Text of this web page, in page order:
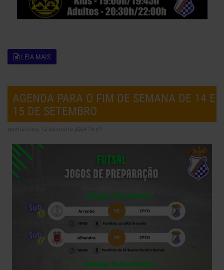
LEIA MAIS
AGENDA PARA O FIM DE SEMANA DE 14 E
15 DE SETEMBRO
quinta-feira, 12 setembro 2024 16:31